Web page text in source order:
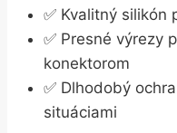
✅ Kvalitný silikón
✅ Presné výrezy
konektorom
✅ Dlhodobý
situáciami